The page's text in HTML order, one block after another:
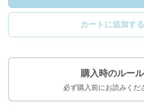
カートに追加する
購入時のルール
必ず購入前にお読みくだ